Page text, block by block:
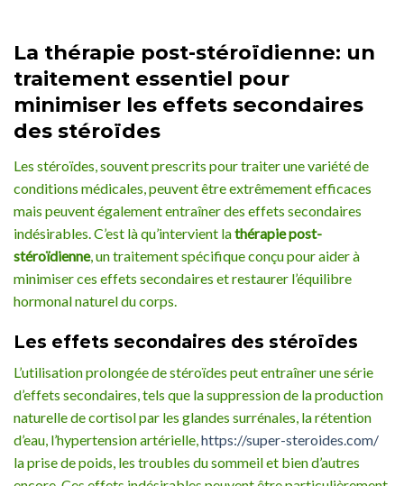
La thérapie post-stéroïdienne: un
traitement essentiel pour
minimiser les effets secondaires
des stéroïdes
Les stéroïdes, souvent prescrits pour traiter une variété de
conditions médicales, peuvent être extrêmement efficaces
mais peuvent également entraîner des effets secondaires
indésirables. C’est là qu’intervient lathérapie post-
stéroïdienne, un traitement spécifique conçu pour aider à
minimiser ces effets secondaires et restaurer l’équilibre
hormonal naturel du corps.
Les effets secondaires des stéroïdes
L’utilisation prolongée de stéroïdes peut entraîner une série
d’effets secondaires, tels que la suppression de la production
naturelle de cortisol par les glandes surrénales, la rétention
d’eau, l’hypertension artérielle,https://super-steroides.com/
la prise de poids, les troubles du sommeil et bien d’autres